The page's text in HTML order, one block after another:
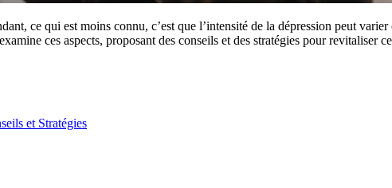
ce qui est moins connu, c’est que l’intensité de la dépression peut
ces aspects, proposant des conseils et des stratégies pour revitaliser
et Stratégies